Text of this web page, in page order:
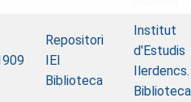
Repositori
IEI
Biblioteca
Institut
d'Estudis
Ilerdencs.
Biblioteca